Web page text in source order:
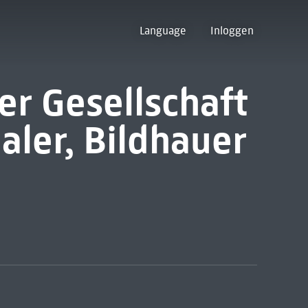
Language Inloggen
Gesellschaft
Bildhauer